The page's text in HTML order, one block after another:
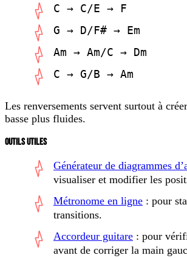
C → C/E → F
G → D/F# → Em
Am → Am/C → Dm
C → G/B → Am
Les renversements servent surtout à
basse plus fluides.
OUTILS UTILES
Générateur de diagrammes
visualiser et modifier les
Métronome en ligne : pour
transitions.
Accordeur guitare : pour
avant de corriger la main